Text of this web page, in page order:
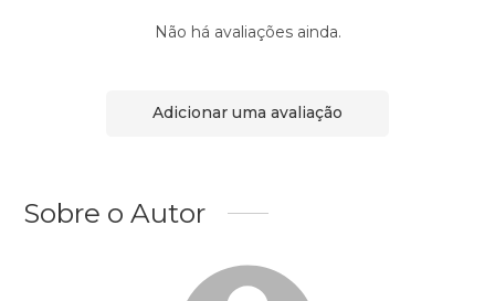
Não há avaliações ainda.
Adicionar uma avaliação
Sobre o Autor